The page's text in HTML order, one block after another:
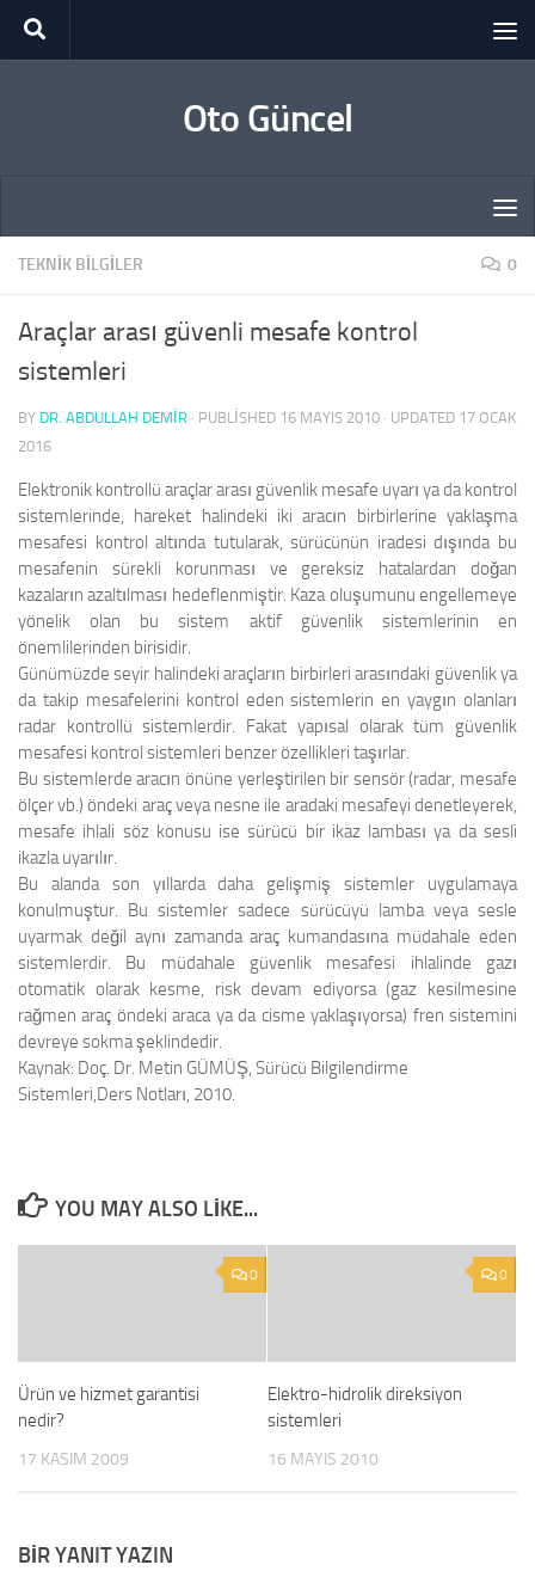
Skip to content
Oto Güncel
TEKNIK BILGILER 0
Araçlar arası güvenli mesafe kontrol
sistemleri
BY DR. ABDULLAH DEMİR · PUBLISHED 16 MAYIS 2010 · UPDATED 17 OCAK
2016
Elektronik kontrollü araçlar arası güvenlik mesafe uyarı ya da kontrol
sistemlerinde, hareket halindeki iki aracın birbirlerine yaklaşma
mesafesi kontrol altında tutularak, sürücünün iradesi dışında bu
mesafenin sürekli korunması ve gereksiz hatalardan doğan
kazaların azaltılması hedeflenmiştir. Kaza oluşumunu engellemeye
yönelik olan bu sistem aktif güvenlik sistemlerinin en
önemlilerinden birisidir.
Günümüzde seyir halindeki araçların birbirleri arasındaki güvenlik ya
da takip mesafelerini kontrol eden sistemlerin en yaygın olanları
radar kontrollü sistemlerdir. Fakat yapısal olarak tüm güvenlik
mesafesi kontrol sistemleri benzer özellikleri taşırlar.
Bu sistemlerde aracın önüne yerleştirilen bir sensör (radar, mesafe
ölçer vb.) öndeki araç veya nesne ile aradaki mesafeyi denetleyerek,
mesafe ihlali söz konusu ise sürücü bir ikaz lambası ya da sesli
ikazla uyarılır.
Bu alanda son yıllarda daha gelişmiş sistemler uygulamaya
konulmuştur. Bu sistemler sadece sürücüyü lamba veya sesle
uyarmak değil aynı zamanda araç kumandasına müdahale eden
sistemlerdir. Bu müdahale güvenlik mesafesi ihlalinde gazı
otomatik olarak kesme, risk devam ediyorsa (gaz kesilmesine
rağmen araç öndeki araca ya da cisme yaklaşıyorsa) fren sistemini
devreye sokma şeklindedir.
Kaynak: Doç. Dr. Metin GÜMÜŞ, Sürücü Bilgilendirme
Sistemleri,Ders Notları, 2010.
YOU MAY ALSO LIKE...
0
Ürün ve hizmet garantisi
nedir?
17 KASIM 2009
0
Elektro-hidrolik direksiyon
sistemleri
16 MAYIS 2010
BIR YANIT YAZIN